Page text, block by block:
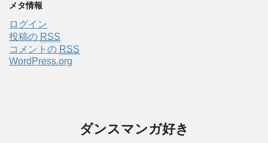
メタ情報
ログイン
投稿の RSS
コメントの RSS
WordPress.org
ダンスマンガ好き